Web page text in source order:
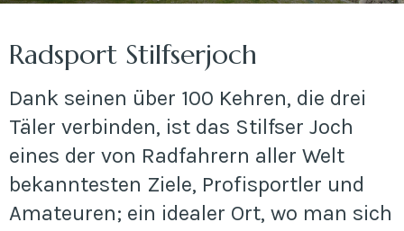
Radsport Stilfserjoch
Dank seinen über 100 Kehren, die drei
Täler verbinden, ist das Stilfser Joch
eines der von Radfahrern aller Welt
bekanntesten Ziele, Profisportler und
Amateuren; ein idealer Ort, wo man sich